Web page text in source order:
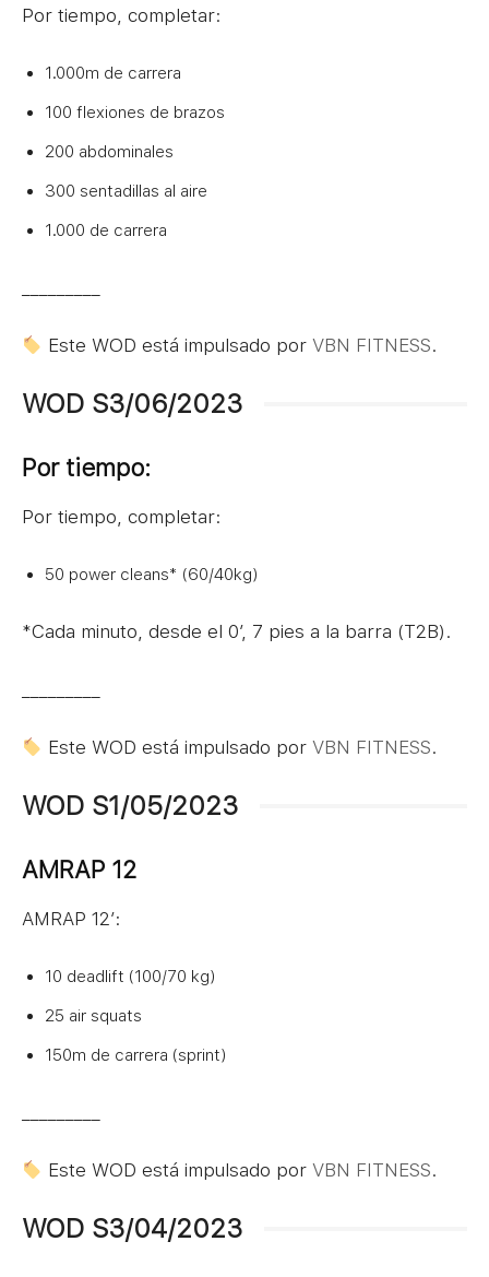
Por tiempo, completar:
1.000m de carrera
100 flexiones de brazos
200 abdominales
300 sentadillas al aire
1.000 de carrera
Este WOD está impulsado porVBN FITNESS.
WOD S3/06/2023
Por tiempo:
Por tiempo, completar:
50 power cleans* (60/40kg)
*Cada minuto, desde el 0′, 7 pies a la barra (T2B).
Este WOD está impulsado porVBN FITNESS.
WOD S1/05/2023
AMRAP 12
AMRAP 12′:
10 deadlift (100/70 kg)
25 air squats
150m de carrera (sprint)
Este WOD está impulsado porVBN FITNESS.
WOD S3/04/2023